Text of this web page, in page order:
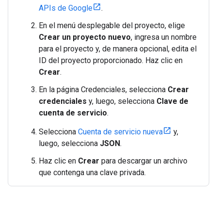
APIs de Google
.
En el menú desplegable del proyecto, elige
Crear un proyecto nuevo, ingresa un nombre
para el proyecto y, de manera opcional, edita el
ID del proyecto proporcionado. Haz clic en
Crear.
En la página Credenciales, selecciona Crear
credenciales y, luego, selecciona Clave de
cuenta de servicio.
Selecciona Cuenta de servicio nueva
y,
luego, selecciona JSON.
Haz clic en Crear para descargar un archivo
que contenga una clave privada.